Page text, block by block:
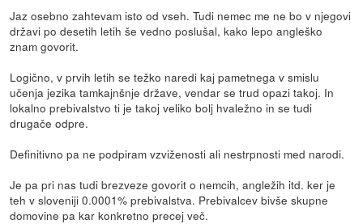
Jaz osebno zahtevam isto od vseh. Tudi nemec me ne bo v njegovi
državi po desetih letih še vedno poslušal, kako lepo angleško
znam govorit.
Logično, v prvih letih se težko naredi kaj pametnega v smislu
učenja jezika tamkajnšnje države, vendar se trud opazi takoj. In
lokalno prebivalstvo ti je takoj veliko bolj hvaležno in se tudi
drugače odpre.
Definitivno pa ne podpiram vzviženosti ali nestrpnosti med narodi.
Je pa pri nas tudi brezveze govorit o nemcih, angležih itd. ker je
teh v sloveniji 0.0001% prebivalstva. Prebivalcev bivše skupne
domovine pa kar konkretno precej več.